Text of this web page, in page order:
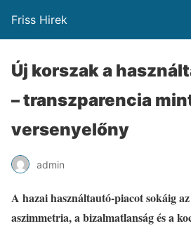
Friss Hirek
Új korszak a
– transzparencia
versenyelőny
admin
A hazai használtautó-piacot sokáig
aszimmetria, a bizalmatlanság és a